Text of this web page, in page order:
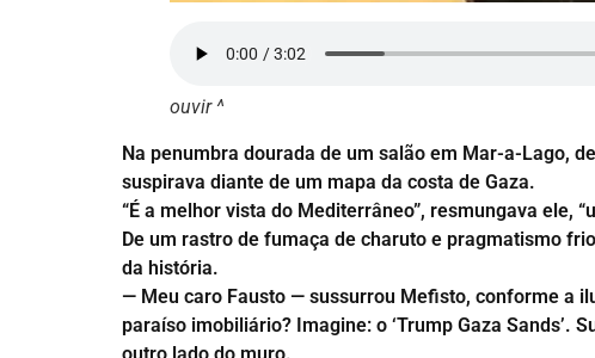
ouvir ^
Na penumbra dourada de um salão em Mar-a-Lago,
suspirava diante de um mapa da costa de Gaza.
“É a melhor vista do Mediterrâneo”, resmungava ele,
De um rastro de fumaça de charuto e pragmatismo
da história.
— Meu caro Fausto — sussurrou Mefisto, conforme a
paraíso imobiliário? Imagine: o ‘Trump Gaza